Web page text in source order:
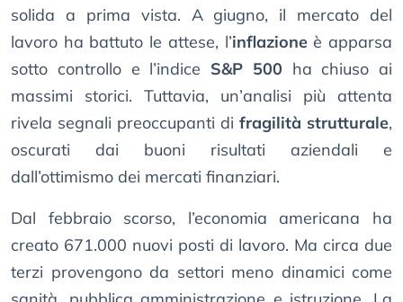
solida a prima vista. A giugno, il mercato del
lavoro ha battuto le attese, l’inflazioneè apparsa
sotto controllo e l’indice S&P 500 ha chiuso ai
massimi storici. Tuttavia, un’analisi più attenta
rivela segnali preoccupanti di fragilità strutturale,
oscurati dai buoni risultati aziendali e
dall’ottimismo dei mercati finanziari.
Dal febbraio scorso, l’economia americana ha
creato 671.000 nuovi posti di lavoro. Ma circa due
terzi provengono da settori meno dinamici come